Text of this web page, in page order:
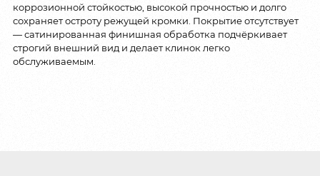
коррозионной стойкостью, высокой прочностью и долго
сохраняет остроту режущей кромки. Покрытие отсутствует
— сатинированная финишная обработка подчёркивает
строгий внешний вид и делает клинок легко
обслуживаемым.